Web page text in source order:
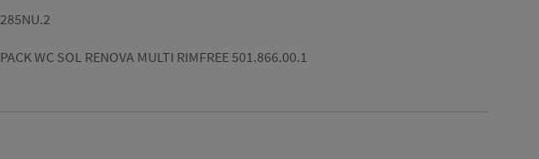
285NU.2
PACK WC SOL RENOVA MULTI RIMFREE 501.866.00.1